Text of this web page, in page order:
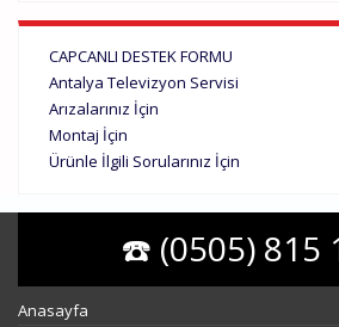
CAPCANLI DESTEK FORMU
Antalya Televizyon Servisi
Arızalarınız İçin
Montaj İçin
Ürünle İlgili Sorularınız İçin
☎️ (0505) 815
Anasayfa